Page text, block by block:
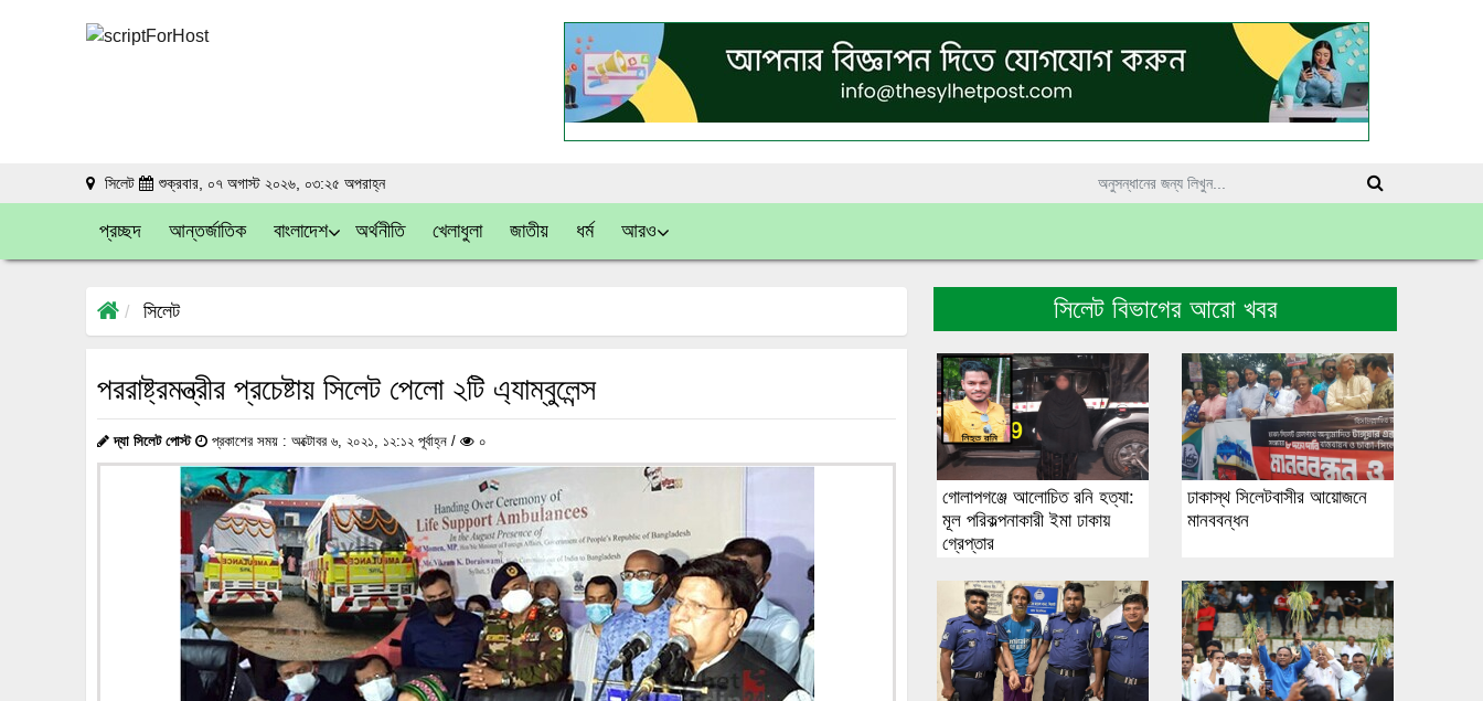
সিলেট শুক্রবার, ০৭ অগাস্ট ২০২৬, ০৩:২৫ অপরাহ্ন
প্রচ্ছদ আন্তর্জাতিক বাংলাদেশ অর্থনীতি খেলাধুলা জাতীয় ধর্ম আরও
সিলেট
পররাষ্ট্রমন্ত্রীর প্রচেষ্টায় সিলেট পেলো ২টি এ্যাম্বুলেন্স
দ্যা সিলেট পোস্ট প্রকাশের সময় : অক্টোবর ৬, ২০২১, ১২:১২ পূর্বাহ্ন / ০
সিলেট বিভাগের আরো খবর
গোলাপগঞ্জে আলোচিত রনি হত্যা:
মূল পরিকল্পনাকারী ইমা ঢাকায়
গ্রেপ্তার
ঢাকাস্থ সিলেটবাসীর আয়োজনে
মানববন্ধন